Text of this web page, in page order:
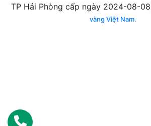
TP Hải Phòng cấp ngày 2024-08-08|
vàng Việt Nam.